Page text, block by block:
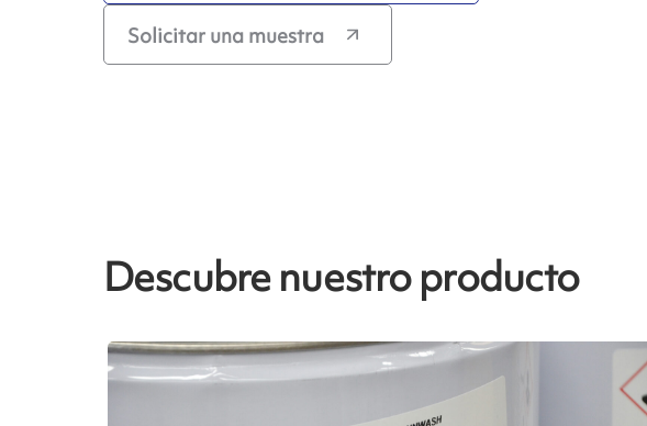
Solicitar una muestra
Descubre nuestro producto